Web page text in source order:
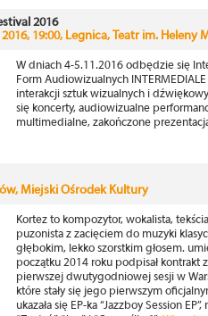
2016
2016, 19:00, Legnica, Teatr im. Heleny
W dniach 4-5.11.2016 odbędzie się
Form Audiowizualnych
interakcji sztuk wizualnych i
się koncerty, audiowizualne
multimedialne, zakończone
Miejski Ośrodek Kultury
Kortez to kompozytor, wokalista,
puzonista z zacięciem do muzyki
głębokim, lekko szorstkim głosem.
początku 2014 roku podpisał kontrakt
pierwszej dwutygodniowej sesji w
które stały się jego pierwszym
ukazała się EP-ka “Jazzboy Session